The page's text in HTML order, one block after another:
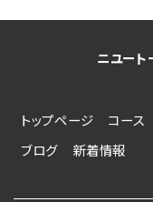
ニユー
トップページ コース
ブログ
新着情報